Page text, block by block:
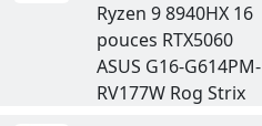
Ryzen 9 8940HX 16
pouces RTX5060
ASUS G16-G614PM-
RV177W Rog Strix